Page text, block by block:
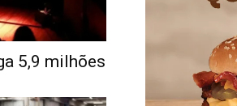
5,9 milhões